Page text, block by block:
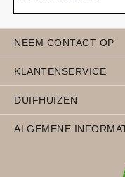
NEEM CONTACT OP
KLANTENSERVICE
DUIFHUIZEN
ALGEMENE